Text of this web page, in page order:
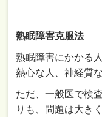
熟眠障害克服法
熟眠障害にかかる
熱心な人、神経質
ただ、一般医で検
りも、問題は大き